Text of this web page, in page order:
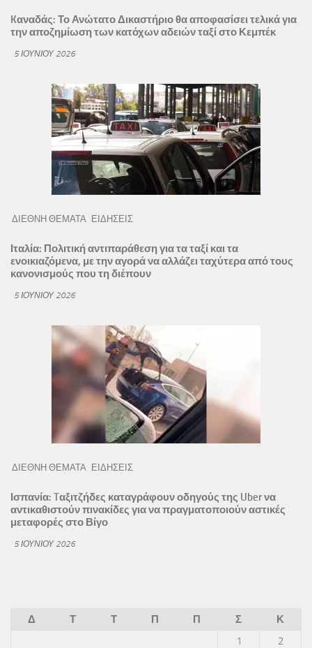
Kαναδάς: Το Ανώτατο Δικαστήριο θα αποφασίσει τελικά για
την αποζημίωση των κατόχων αδειών ταξί στο Κεμπέκ
5 ΙΟΥΝΊΟΥ 2026
ΔΙΕΘΝΗ ΘΕΜΑΤΑ ΕΙΔΗΣΕΙΣ
Ιταλία: Πολιτική αντιπαράθεση για τα ταξί και τα
ενοικιαζόμενα, με την αγορά να αλλάζει ταχύτερα από τους
κανονισμούς που τη διέπουν
5 ΙΟΥΝΊΟΥ 2026
ΔΙΕΘΝΗ ΘΕΜΑΤΑ ΕΙΔΗΣΕΙΣ
Ισπανία: Tαξιτζήδες καταγράφουν οδηγούς της Uber να
αντικαθιστούν πινακίδες για να πραγματοποιούν αστικές
μεταφορές στο Βίγο
5 ΙΟΥΝΊΟΥ 2026
Δ Τ Τ Π Π Σ
Κ
1
2